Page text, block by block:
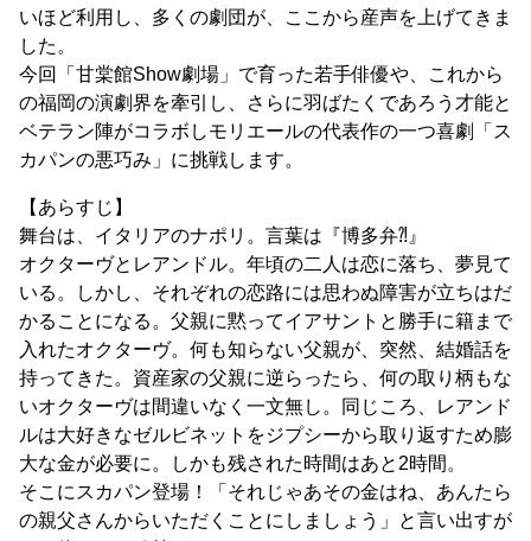
いほど利用し、多くの劇団が、ここから産声を上げてきま
した。
今回「甘棠館Show劇場」で育った若手俳優や、これから
の福岡の演劇界を牽引し、さらに羽ばたくであろう才能と
ベテラン陣がコラボしモリエールの代表作の一つ喜劇「ス
カパンの悪巧み」に挑戦します。
【あらすじ】
舞台は、イタリアのナポリ。言葉は『博多弁⁈』
オクターヴとレアンドル。年頃の二人は恋に落ち、夢見て
いる。しかし、それぞれの恋路には思わぬ障害が立ちはだ
かることになる。父親に黙ってイアサントと勝手に籍まで
入れたオクターヴ。何も知らない父親が、突然、結婚話を
持ってきた。資産家の父親に逆らったら、何の取り柄もな
いオクターヴは間違いなく一文無し。同じころ、レアンド
ルは大好きなゼルビネットをジプシーから取り返すため膨
大な金が必要に。しかも残された時間はあと2時間。
そこにスカパン登場！「それじゃあその金はね、あんたら
の親父さんからいただくことにしましょう」と言い出すが